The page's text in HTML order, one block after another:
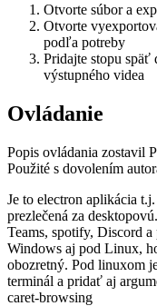
Otvorte súbor a
Otvorte
podľa potreby
Pridajte stopu späť
výstupného videa
Ovládanie
Popis ovládania zostavil
Použité s dovolením
Je to electron aplikácia
prezlečená za
Teams, spotify, Discord
Windows aj pod Linux,
obozretný. Pod linuxom
terminál a pridať aj
caret-browsing